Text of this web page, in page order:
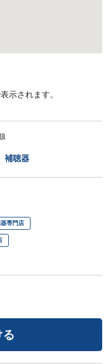
補聴器
専門店
る
示されます。